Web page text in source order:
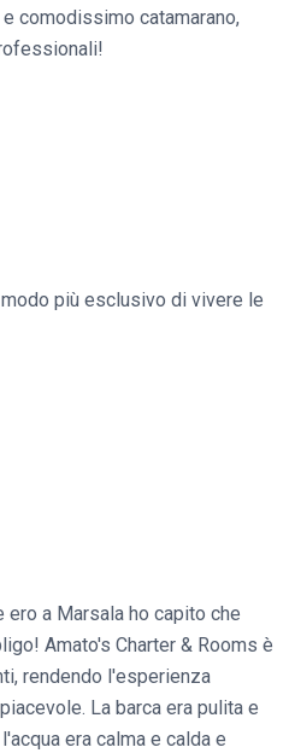
comodissimo catamarano,
più esclusivo di vivere le
ero a Marsala ho capito che
Amato's Charter & Rooms è
rendendo l'esperienza
La barca era pulita e
era calma e calda e